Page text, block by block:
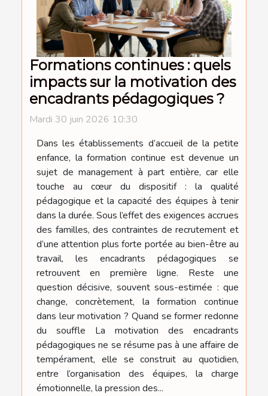
Formations continues : quels
impacts sur la motivation des
encadrants pédagogiques ?
Mardi 30 juin 2026 10:30
Dans les établissements d’accueil de la petite
enfance, la formation continue est devenue un
sujet de management à part entière, car elle
touche au cœur du dispositif : la qualité
pédagogique et la capacité des équipes à tenir
dans la durée. Sous l’effet des exigences accrues
des familles, des contraintes de recrutement et
d’une attention plus forte portée au bien-être au
travail, les encadrants pédagogiques se
retrouvent en première ligne. Reste une
question décisive, souvent sous-estimée : que
change, concrètement, la formation continue
dans leur motivation ? Quand se former redonne
du souffle La motivation des encadrants
pédagogiques ne se résume pas à une affaire de
tempérament, elle se construit au quotidien,
entre l’organisation des équipes, la charge
émotionnelle, la pression des...